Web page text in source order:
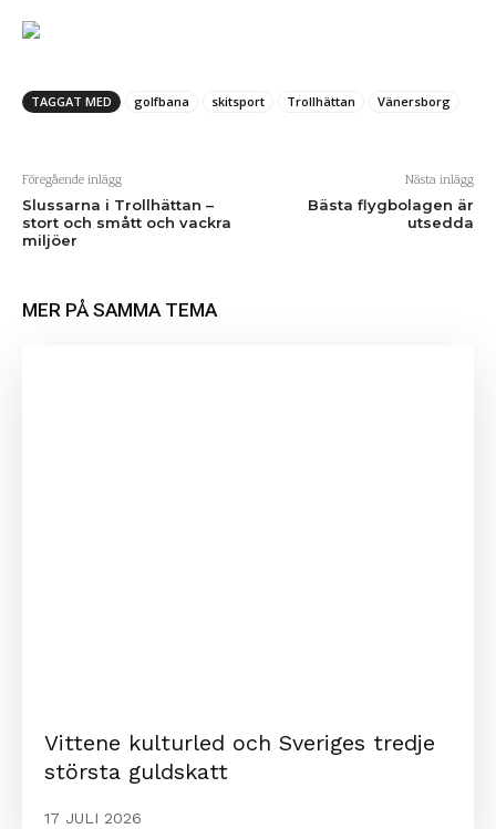
TAGGAT MED golfbana skitsport Trollhättan Vänersborg
Föregående inlägg
Slussarna i Trollhättan –
stort och smått och vackra
miljöer
Nästa inlägg
Bästa flygbolagen är
utsedda
MER PÅ SAMMA TEMA
Vittene kulturled och Sveriges tredje
största guldskatt
17 JULI 2026